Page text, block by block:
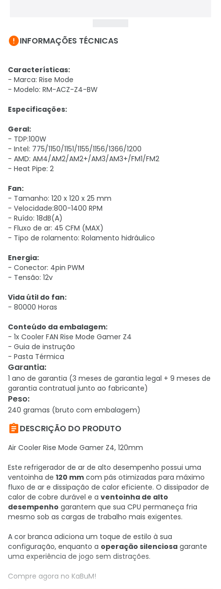
INFORMAÇÕES TÉCNICAS
Características:
- Marca: Rise Mode
- Modelo: RM-ACZ-Z4-BW
Especificações:
Geral:
- TDP:100W
- Intel: 775/1150/1151/1155/1156/1366/1200
- AMD: AM4/AM2/AM2+/AM3/AM3+/FM1/FM2
- Heat Pipe: 2
Fan:
- Tamanho: 120 x 120 x 25 mm
- Velocidade:800-1400 RPM
- Ruído: 18dB(A)
- Fluxo de ar: 45 CFM (MAX)
- Tipo de rolamento: Rolamento hidráulico
Energia:
- Conector: 4pin PWM
- Tensão: 12v
Vida útil do fan:
- 80000 Horas
Conteúdo da embalagem:
- 1x Cooler FAN Rise Mode Gamer Z4
- Guia de instrução
- Pasta Térmica
Garantia:
1 ano de garantia (3 meses de garantia legal + 9 meses de
garantia contratual junto ao fabricante)
Peso:
240 gramas (bruto com embalagem)
DESCRIÇÃO DO PRODUTO
Air Cooler Rise Mode Gamer Z4, 120mm
Este refrigerador de ar de alto desempenho possui uma
ventoinha de 120 mm com pás otimizadas para máximo
fluxo de ar e dissipação de calor eficiente. O dissipador de
calor de cobre durável e a ventoinha de alto
desempenho garantem que sua CPU permaneça fria
mesmo sob as cargas de trabalho mais exigentes.
A cor branca adiciona um toque de estilo à sua
configuração, enquanto a operação silenciosa garante
uma experiência de jogo sem distrações.
Compre agora no KaBuM!